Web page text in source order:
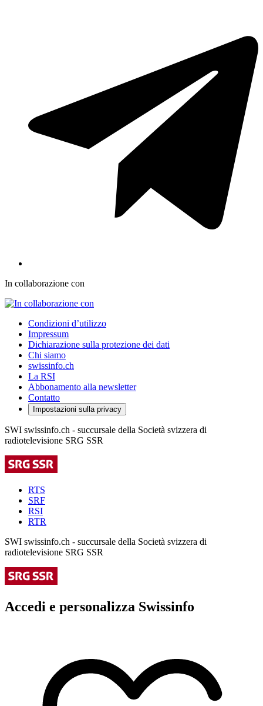
In collaborazione con
Condizioni d’utilizzo
Impressum
Dichiarazione sulla protezione dei dati
Chi siamo
swissinfo.ch
La RSI
Abbonamento alla newsletter
Contatto
Impostazioni sulla privacy
SWI swissinfo.ch - succursale della Società svizzera di
radiotelevisione SRG SSR
RTS
SRF
RSI
RTR
SWI swissinfo.ch - succursale della Società svizzera di
radiotelevisione SRG SSR
Accedi e personalizza Swissinfo